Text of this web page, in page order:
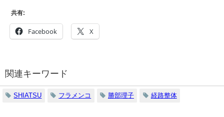
共有:
Facebook X
関連キーワード
SHIATSU フラメンコ 勝部理子 経路整体